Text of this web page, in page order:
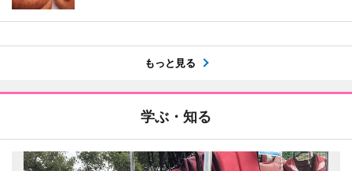
もっと見る
学ぶ・知る